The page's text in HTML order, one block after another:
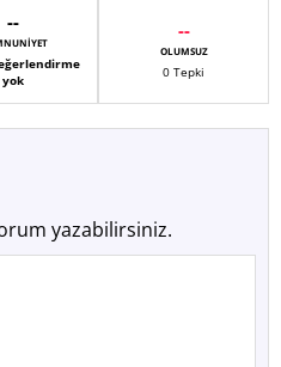
--
yok
--
OLUMSUZ
0 Tepki
yazabilirsiniz.